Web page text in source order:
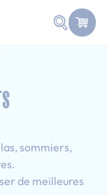
Faire
sommiers,
de meilleures